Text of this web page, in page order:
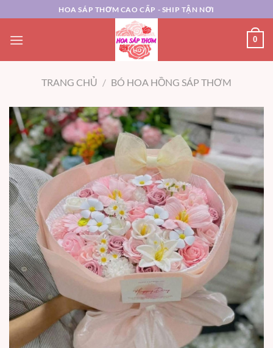
đến
nội
HOA SÁP THƠM CAO CẤP - SHIP TẬN NƠI
0
TRANG CHỦ / BÓ HOA HỒNG SÁP THƠM